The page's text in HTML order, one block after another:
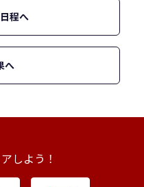
程へ
へ
しよう！